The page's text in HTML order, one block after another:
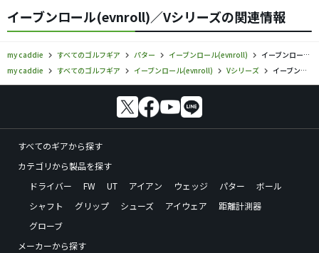
イーブンロール(evnroll)／Vシリーズの関連情報
my caddie すべてのゴルフギア パター イーブンロール(evnroll)
イーブンロール／Vシリーズ／パターの口コミ評価
my caddie
すべてのゴルフギア イーブンロール(evnroll) Vシリーズ イーブンロール／Vシリーズ／パターの口コミ評価
すべてのギアから探す
カテゴリから製品を探す
ドライバー
FW UT アイアン ウェッジ パター
ボール
シャフト
グリップ シューズ アイウェア
距離計測器
グローブ
メーカーから探す